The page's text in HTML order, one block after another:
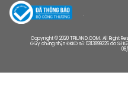
Copyright © 2020 TPILAND.COM. All Right
Giấy chứng nhận ĐKKD số: 0313899226 do